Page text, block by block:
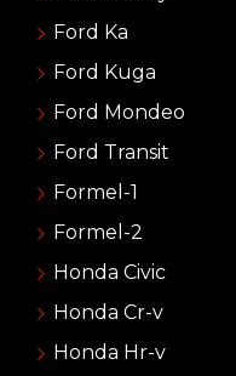
Ford Ka
Ford Kuga
Ford Mondeo
Ford Transit
Formel-1
Formel-2
Honda Civic
Honda Cr-v
Honda Hr-v